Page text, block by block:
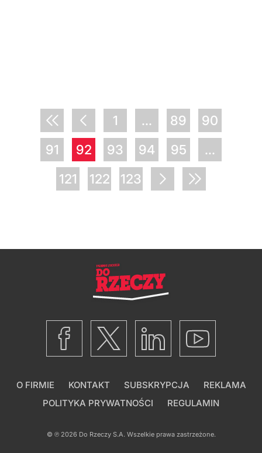
1 ... 89
90
91
92 93 94 95
...
121
122 123
O FIRMIE KONTAKT SUBSKRYPCJA
REKLAMA
POLITYKA PRYWATNOŚCI
REGULAMIN
© ℗ 2026 Do Rzeczy S.A.Wszelkie prawa zastrzeżone.